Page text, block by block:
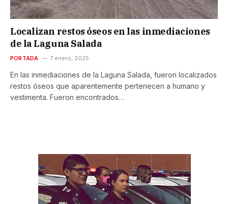
Localizan restos óseos en las inmediaciones
de la Laguna Salada
PORTADA 7 enero, 2025
En las inmediaciones de la Laguna Salada, fueron localizados
restos óseos que aparentemente pertenecen a humano y
vestimenta. Fueron encontrados…